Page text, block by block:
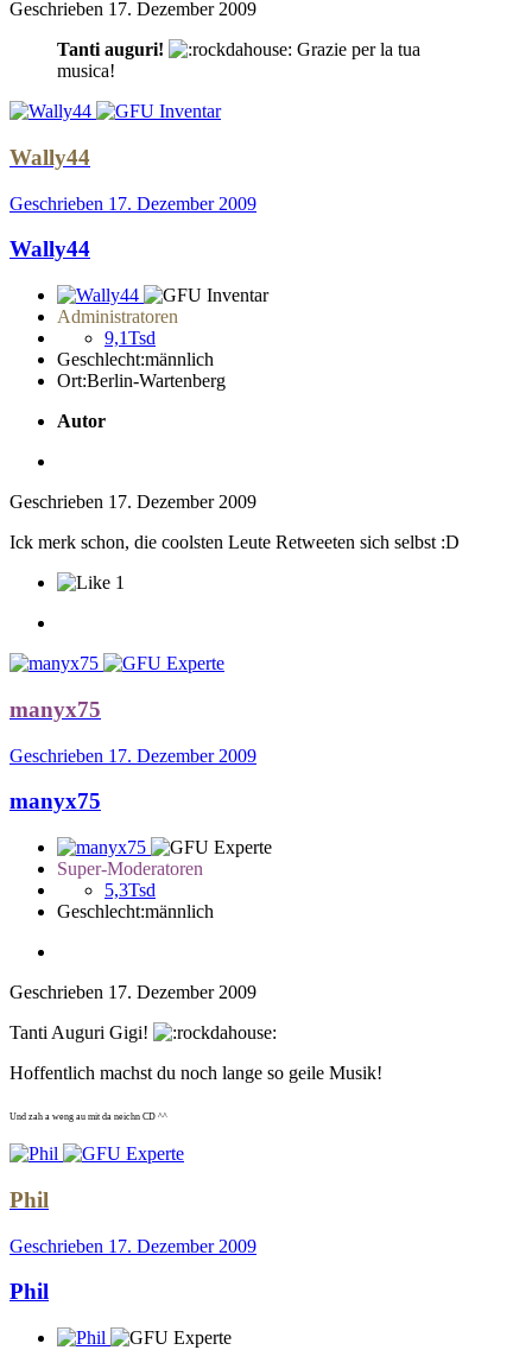
Geschrieben 17. Dezember 2009
Tanti auguri!
Grazie per la tua
musica!
Wally44
Geschrieben 17. Dezember 2009
Wally44
Administratoren
9,1Tsd
Geschlecht:männlich
Ort:Berlin-Wartenberg
Autor
Geschrieben 17. Dezember 2009
Ick merk schon, die coolsten Leute Retweeten sich selbst :D
1
manyx75
Geschrieben 17. Dezember 2009
manyx75
Super-Moderatoren
5,3Tsd
Geschlecht:männlich
Geschrieben 17. Dezember 2009
Tanti Auguri Gigi!
Hoffentlich machst du noch lange so geile Musik!
Und zah a weng au mit da neichn CD ^^
Phil
Geschrieben 17. Dezember 2009
Phil